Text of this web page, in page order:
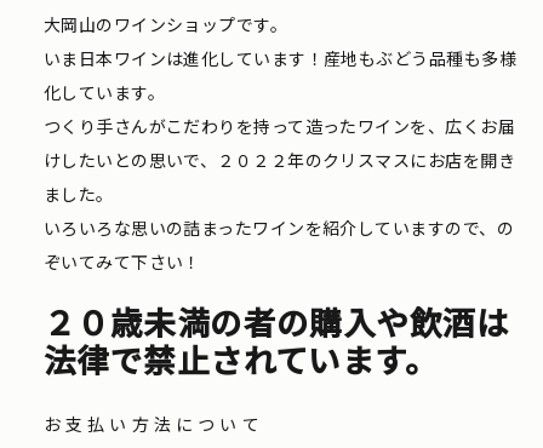
大岡山のワインショップです。
いま日本ワインは進化しています！産地もぶどう品種も多様
化しています。
つくり手さんがこだわりを持って造ったワインを、広くお届
けしたいとの思いで、２０２２年のクリスマスにお店を開き
ました。
いろいろな思いの詰まったワインを紹介していますので、の
ぞいてみて下さい！
２０歳未満の者の購入や飲酒は
法律で禁止されています。
お支払い方法について